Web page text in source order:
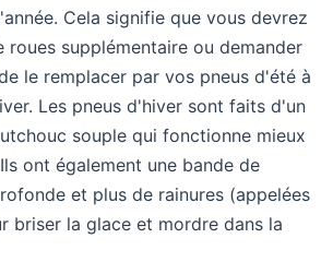
Cela signifie que vous devrez
roues supplémentaire ou demander
le remplacer par vos pneus d'été à
Les pneus d'hiver sont faits d'un
souple qui fonctionne mieux
ont également une bande de
et plus de rainures (appelées
briser la glace et mordre dans la